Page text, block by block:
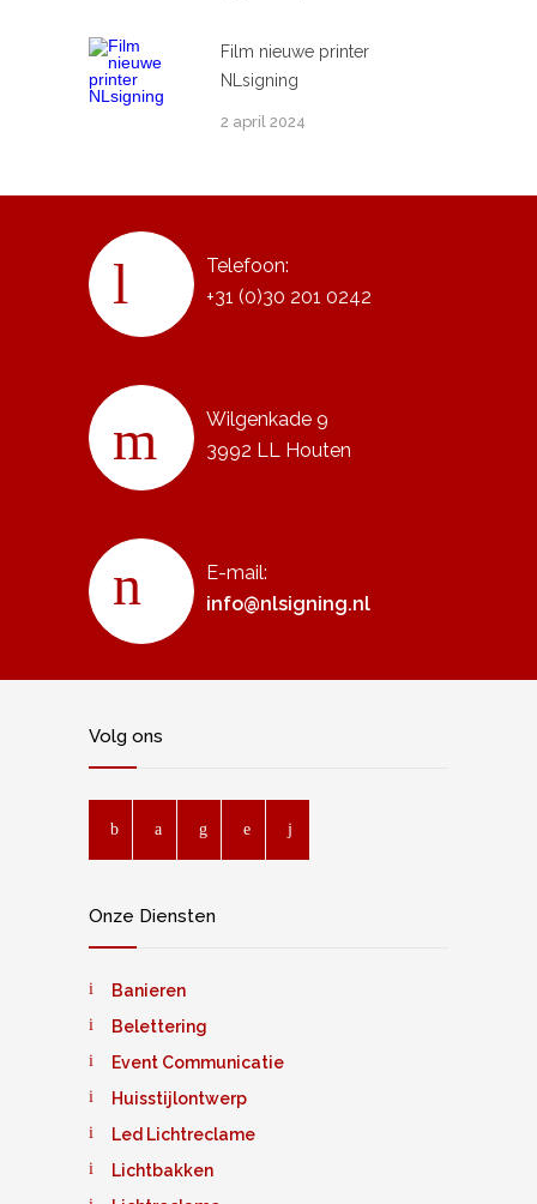
Film nieuwe printer
NLsigning
2 april 2024
Telefoon:
+31 (0)30 201 0242
Wilgenkade 9
3992 LL Houten
E-mail:
info@nlsigning.nl
Volg ons
Onze Diensten
Banieren
Belettering
Event Communicatie
Huisstijlontwerp
Led Lichtreclame
Lichtbakken